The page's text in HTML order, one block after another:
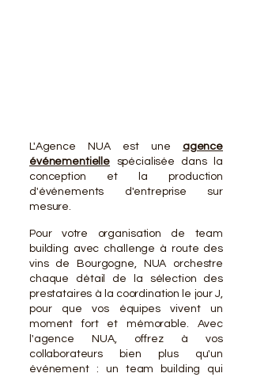
L'Agence NUA est une agence
événementielle
spécialisée dans la
conception et la production
d'événements d'entreprise sur
mesure.
Pour votre organisation de team
building avec challenge à route des
vins de Bourgogne, NUA orchestre
chaque détail de la sélection des
prestataires à la coordination le jour J,
pour que vos équipes vivent un
moment fort et mémorable. Avec
l'agence NUA, offrez à vos
collaborateurs bien plus qu'un
événement : un team building qui